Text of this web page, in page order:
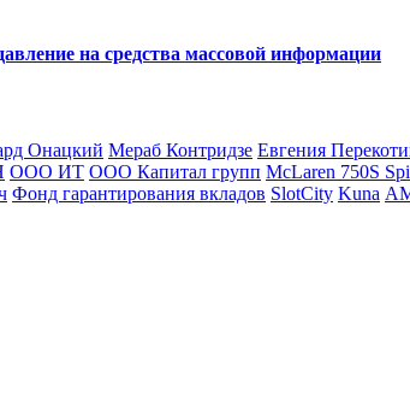
на средства массовой информации
Онацкий Мераб Контридзе Евгения
ООО ИТ ООО Капитал групп McLaren 750S
Фонд гарантирования вкладов SlotCity Kuna